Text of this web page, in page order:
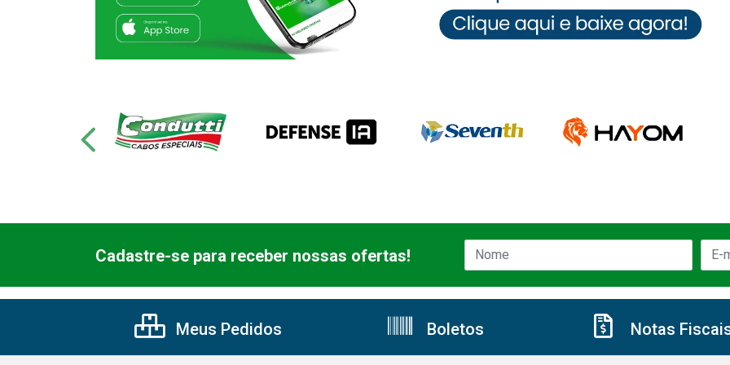
Cadastre-se para receber nossas ofertas!
Meus Pedidos Boletos Notas